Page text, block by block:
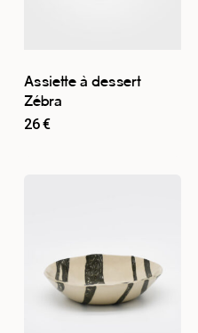
Assiette à dessert
Zébra
26€